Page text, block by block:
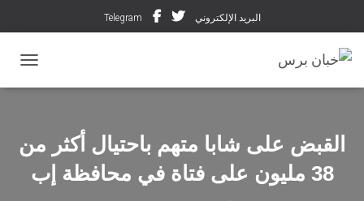
البريد الإلكتروني Telegram
القبض على شابا متهم باحتيال أكثر من
38 مليون على فتاة في محافظة إب